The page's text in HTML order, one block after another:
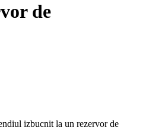
de
izbucnit la un rezervor de